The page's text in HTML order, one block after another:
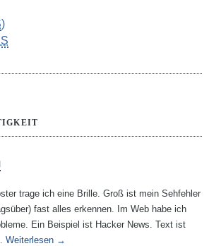
)
trage ich eine Brille. Groß ist mein Sehfehler
fast alles erkennen. Im Web habe ich
Ein Beispiel ist Hacker News. Text ist
Weiterlesen →